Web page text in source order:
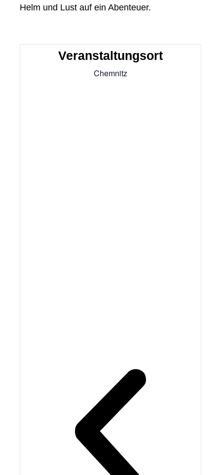
Helm und Lust auf ein Abenteuer.
Veranstaltungsort
Chemnitz